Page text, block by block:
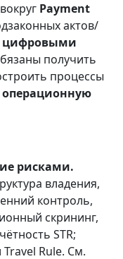
Payment
актов/
цифровыми
получить
процессы
операционную
рисками.
владения,
контроль,
скрининг,
STR;
Rule. См.